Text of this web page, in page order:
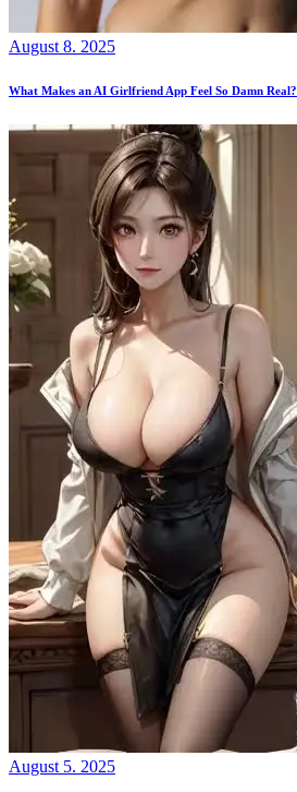
August 8. 2025
What Makes an AI Girlfriend App Feel So Damn Real?
August 5. 2025